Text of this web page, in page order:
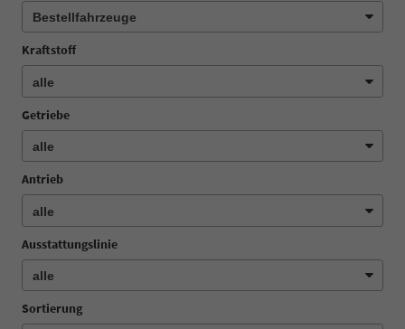
Kraftstoff
Getriebe
Antrieb
Ausstattungslinie
Sortierung